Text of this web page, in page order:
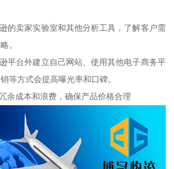
的卖家实验室和其他分析工具，了解客户需
。
平台外建立自己网站、使用其他电子商务平
等方式会提高曝光率和口碑。
余成本和浪费，确保产品价格合理